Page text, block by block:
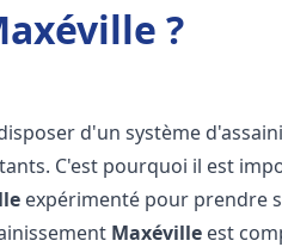
?
d'un système
C'est pourquoi il est
expérimenté pour prendre
Maxéville est